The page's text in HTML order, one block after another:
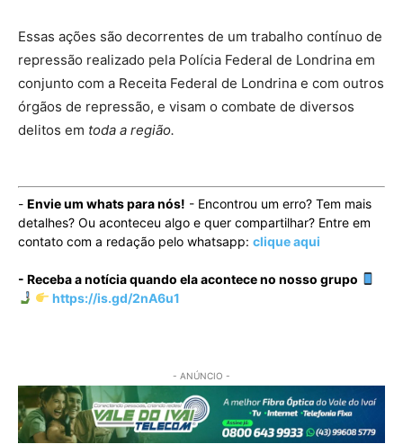
​Essas ações são decorrentes de um trabalho contínuo de
repressão realizado pela Polícia Federal de Londrina em
conjunto com a Receita Federal de Londrina e com outros
órgãos de repressão, e visam o combate de diversos
delitos em toda a região.
- Envie um whats para nós! - Encontrou um erro? Tem mais
detalhes? Ou aconteceu algo e quer compartilhar? Entre em
contato com a redação pelo whatsapp: clique aqui
- Receba a notícia quando ela acontece no nosso grupo
https://is.gd/2nA6u1
- ANÚNCIO -